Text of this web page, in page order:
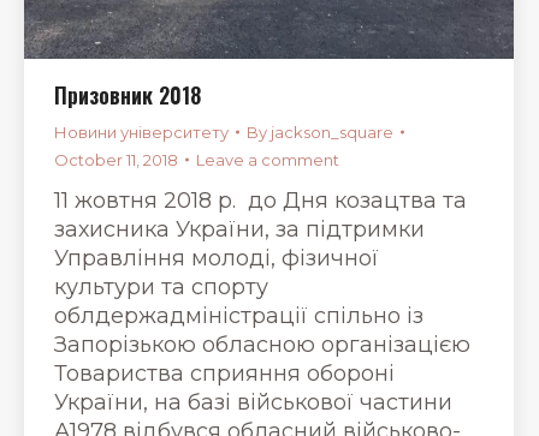
Призовник 2018
Новини університету By jackson_square
October 11, 2018
Leave a comment
11 жовтня 2018 р. до Дня козацтва та
захисника України, за підтримки
Управління молоді, фізичної
культури та спорту
облдержадміністрації спільно із
Запорізькою обласною організацією
Товариства сприяння обороні
України, на базі військової частини
А1978 відбувся обласний військово-